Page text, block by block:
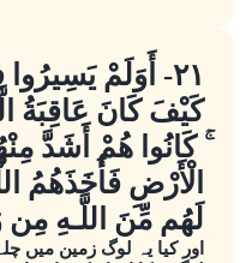
٢١- أَوَلَمْ
كَيْفَ كَانَ عَاقِبَةُ
كَانُوا هُمْ أَشَدَّ
الْأَرْضِ فَأَخَذَهُمُ
لَهُم مِّنَ اللَّـهِ مِن
اور کیا یہ لوگ زمین میں